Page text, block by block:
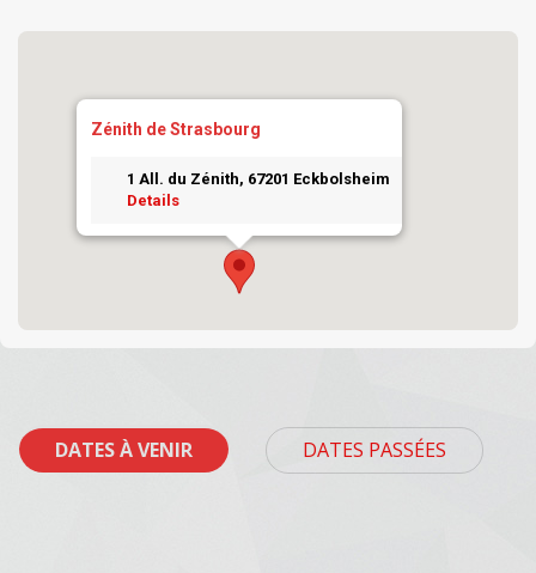
Zénith de Strasbourg
1 All. du Zénith, 67201 Eckbolsheim
Details
DATES À VENIR DATES PASSÉES
Concert